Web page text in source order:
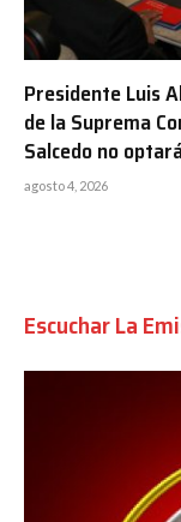
Presidente Luis
de la Suprema
Salcedo no
agosto 4, 2026
Escuchar La